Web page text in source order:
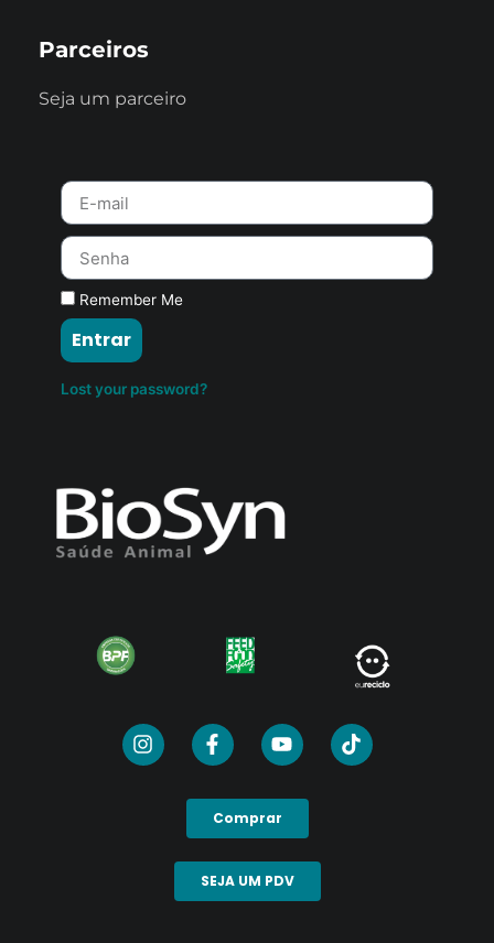
Parceiros
Seja um parceiro
Remember Me
Entrar
Lost your password?
Comprar
SEJA UM PDV